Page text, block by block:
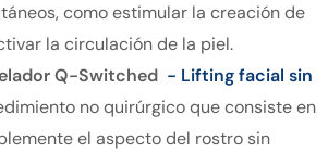
como estimular la creación de
la circulación de la piel.
Q-Switched - Lifting facial sin
no quirúrgico que consiste en
el aspecto del rostro sin